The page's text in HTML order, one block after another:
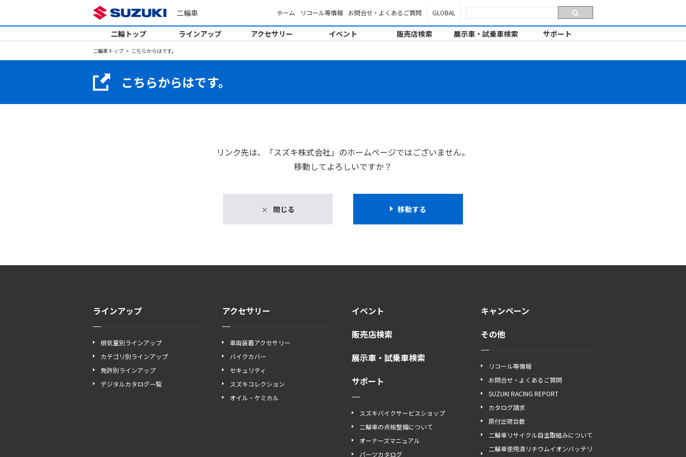
二輪車 ホーム リコール等情報 お問合せ・よくあるご質問 GLOBAL
二輪トップ ラインアップ アクセサリー イベント 販売店検索 展示車・試乗車検索 サポート
二輪車トップ こちらからはです。
こちらからはです。
リンク先は、「スズキ株式会社」のホームページではございません。
移動してよろしいですか？
閉じる 移動する
ラインアップ
排気量別ラインアップ
カテゴリ別ラインアップ
免許別ラインアップ
デジタルカタログ一覧
アクセサリー
車両装着アクセサリー
バイクカバー
セキュリティ
スズキコレクション
オイル・ケミカル
イベント
販売店検索
展示車・試乗車検索
サポート
スズキバイクサービスショップ
二輪車の点検整備について
オーナーズマニュアル
パーツカタログ
キャンペーン
その他
リコール等情報
お問合せ・よくあるご質問
SUZUKI RACING REPORT
カタログ請求
原付出荷台数
二輪車リサイクル自主取組みについて
二輪車使用済リチウムイオンバッテリ